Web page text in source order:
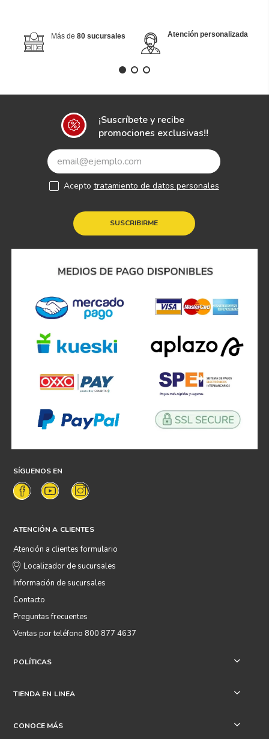
Más de 80 sucursales Atención personalizada
¡Suscríbete y recibe
promociones exclusivas!!
SUSCRIBIRME
Acepto tratamiento de datos personales
SÍGUENOS EN
ATENCIÓN A CLIENTES
Atención a clientes formulario
Localizador de sucursales
Información de sucursales
Contacto
Preguntas frecuentes
Ventas por teléfono 800 877 4637
POLÍTICAS +
TIENDA EN LINEA +
CONOCE MÁS +